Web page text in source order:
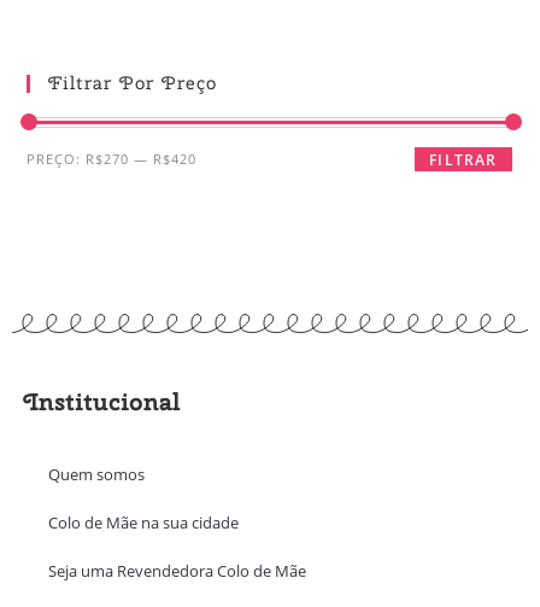
Filtrar Por Preço
FILTRAR
PREÇO: R$270 — R$420
Institucional
Quem somos
Colo de Mãe na sua cidade
Seja uma Revendedora Colo de Mãe